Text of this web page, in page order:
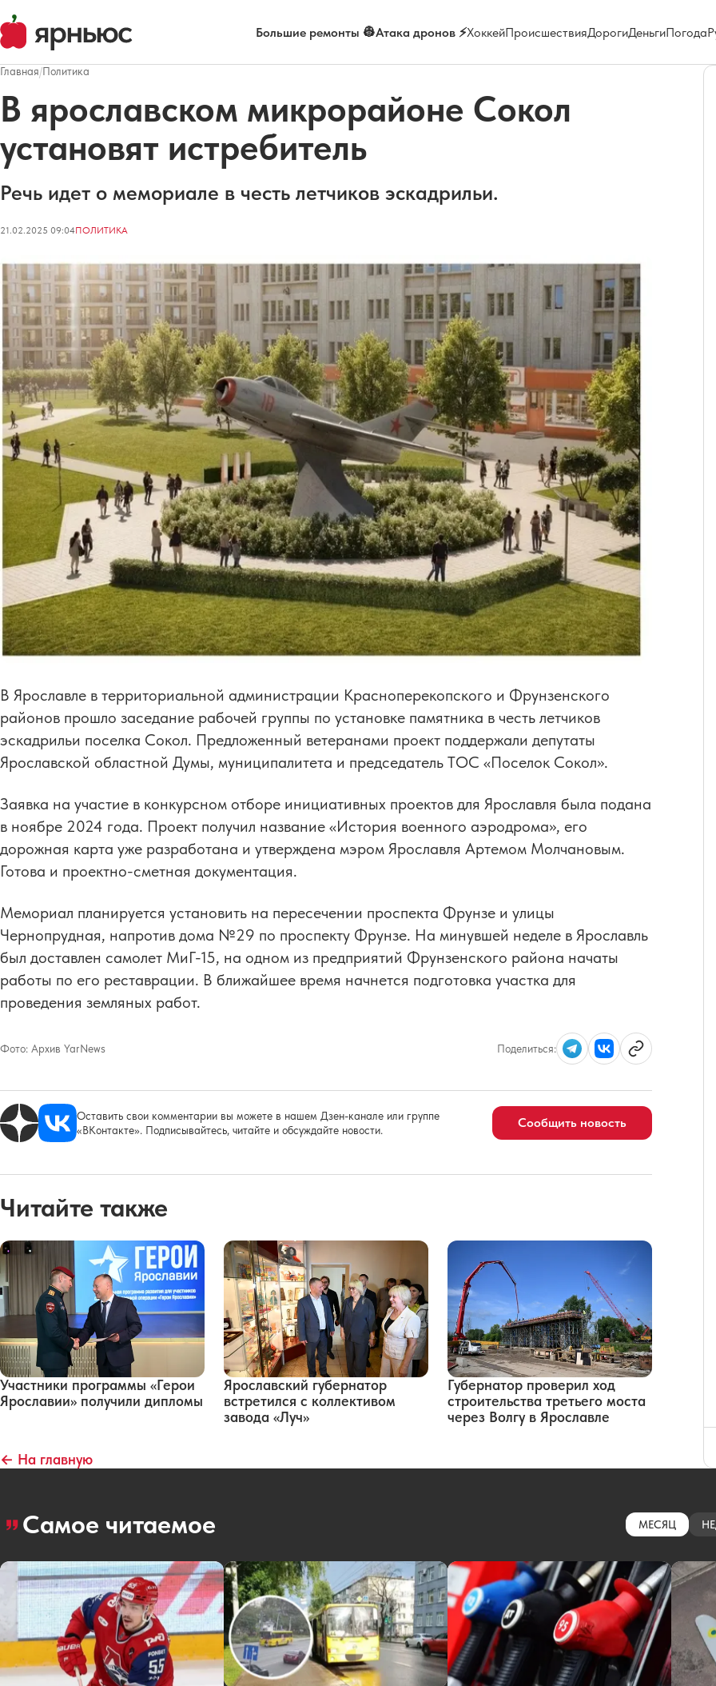
Большие ремонты 👷Атака дронов ⚡ХоккейПроисшествияДорогиДеньгиПогода
Главная/Политика
В ярославском микрорайоне Сокол
установят истребитель
Речь идет о мемориале в честь летчиков эскадрильи.
21.02.2025 09:04ПОЛИТИКА
В Ярославле в территориальной администрации Красноперекопского и Фрунзенского
районов прошло заседание рабочей группы по установке памятника в честь летчиков
эскадрильи поселка Сокол. Предложенный ветеранами проект поддержали депутаты
Ярославской областной Думы, муниципалитета и председатель ТОС «Поселок Сокол».
Заявка на участие в конкурсном отборе инициативных проектов для Ярославля была подана
в ноябре 2024 года. Проект получил название «История военного аэродрома», его
дорожная карта уже разработана и утверждена мэром Ярославля Артемом Молчановым.
Готова и проектно-сметная документация.
Мемориал планируется установить на пересечении проспекта Фрунзе и улицы
Чернопрудная, напротив дома №29 по проспекту Фрунзе. На минувшей неделе в Ярославль
был доставлен самолет МиГ-15, на одном из предприятий Фрунзенского района начаты
работы по его реставрации. В ближайшее время начнется подготовка участка для
проведения земляных работ.
Фото: Архив YarNews Поделиться:
Оставить свои комментарии вы можете в нашем Дзен-канале или группе
«ВКонтакте». Подписывайтесь, читайте и обсуждайте новости.
Сообщить новость
Читайте также
Участники программы «Герои
Ярославии» получили дипломы
Ярославский губернатор
встретился с коллективом
завода «Луч»
Губернатор проверил ход
строительства третьего моста
через Волгу в Ярославле
← На главную
Самое читаемое МЕСЯЦ